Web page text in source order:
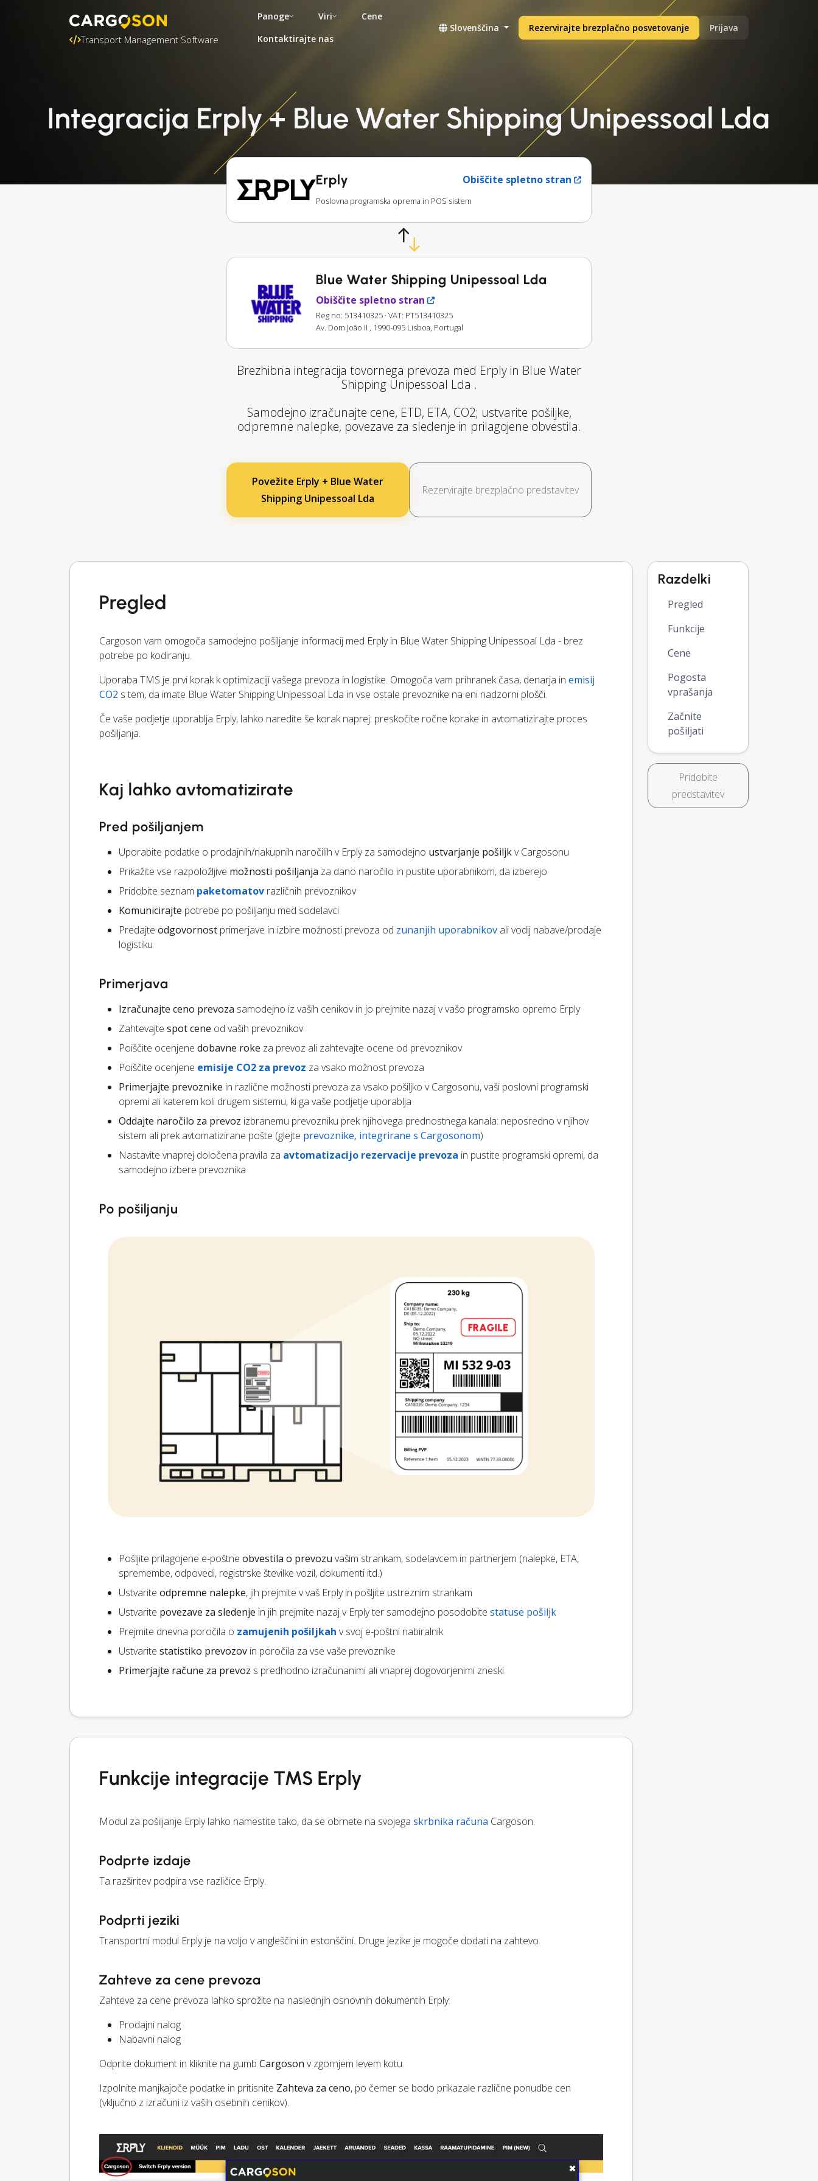
Transport Management Software
Panoge Viri
Cene
Kontaktirajte nas
Slovenščina Rezervirajte brezplačno posvetovanje Prijava
Integracija Erply + Blue Water Shipping Unipessoal Lda
Erply Obiščite spletno stran
Poslovna programska oprema in POS sistem
Blue Water Shipping Unipessoal Lda
Obiščite spletno stran
Reg no: 513410325 · VAT: PT513410325
Av. Dom João II , 1990-095 Lisboa, Portugal
Brezhibna integracija tovornega prevoza med Erply in Blue Water
Shipping Unipessoal Lda .
Samodejno izračunajte cene, ETD, ETA, CO2; ustvarite pošiljke,
odpremne nalepke, povezave za sledenje in prilagojene obvestila.
Povežite Erply + Blue Water
Shipping Unipessoal Lda
Rezervirajte brezplačno predstavitev
Pregled
Cargoson vam omogoča samodejno pošiljanje informacij med Erply in Blue Water Shipping Unipessoal Lda - brez
potrebe po kodiranju.
Uporaba TMS je prvi korak k optimizaciji vašega prevoza in logistike. Omogoča vam prihranek časa, denarja in emisij
CO2 s tem, da imate Blue Water Shipping Unipessoal Lda in vse ostale prevoznike na eni nadzorni plošči.
Če vaše podjetje uporablja Erply, lahko naredite še korak naprej: preskočite ročne korake in avtomatizirajte proces
pošiljanja.
Kaj lahko avtomatizirate
Pred pošiljanjem
Uporabite podatke o prodajnih/nakupnih naročilih v Erply za samodejno ustvarjanje pošiljkv Cargosonu
Prikažite vse razpoložljive možnosti pošiljanja za dano naročilo in pustite uporabnikom, da izberejo
Pridobite seznam paketomatov različnih prevoznikov
Komunicirajte potrebe po pošiljanju med sodelavci
Predajte odgovornost primerjave in izbire možnosti prevoza od zunanjih uporabnikov ali vodij nabave/prodaje
logistiku
Primerjava
Izračunajte ceno prevoza samodejno iz vaših cenikov in jo prejmite nazaj v vašo programsko opremo Erply
Zahtevajte spot cene od vaših prevoznikov
Poiščite ocenjene dobavne roke za prevoz ali zahtevajte ocene od prevoznikov
Poiščite ocenjene emisije CO2 za prevoz za vsako možnost prevoza
Primerjajte prevoznike in različne možnosti prevoza za vsako pošiljko v Cargosonu, vaši poslovni programski
opremi ali katerem koli drugem sistemu, ki ga vaše podjetje uporablja
Oddajte naročilo za prevoz izbranemu prevozniku prek njihovega prednostnega kanala: neposredno v njihov
sistem ali prek avtomatizirane pošte (glejte prevoznike, integrirane s Cargosonom)
Nastavite vnaprej določena pravila za avtomatizacijo rezervacije prevoza in pustite programski opremi, da
samodejno izbere prevoznika
Po pošiljanju
Pošljite prilagojene e-poštne obvestila o prevozu vašim strankam, sodelavcem in partnerjem (nalepke, ETA,
spremembe, odpovedi, registrske številke vozil, dokumenti itd.)
Ustvarite odpremne nalepke, jih prejmite v vaš Erply in pošljite ustreznim strankam
Ustvarite povezave za sledenje in jih prejmite nazaj v Erply ter samodejno posodobite statuse pošiljk
Prejmite dnevna poročila o zamujenih pošiljkah v svoj e-poštni nabiralnik
Ustvarite statistiko prevozov in poročila za vse vaše prevoznike
Primerjajte račune za prevoz s predhodno izračunanimi ali vnaprej dogovorjenimi zneski
Funkcije integracije TMS Erply
Modul za pošiljanje Erply lahko namestite tako, da se obrnete na svojega skrbnika računa Cargoson.
Podprte izdaje
Ta razširitev podpira vse različice Erply.
Podprti jeziki
Transportni modul Erply je na voljo v angleščini in estonščini. Druge jezike je mogoče dodati na zahtevo.
Zahteve za cene prevoza
Zahteve za cene prevoza lahko sprožite na naslednjih osnovnih dokumentih Erply:
Prodajni nalog
Nabavni nalog
Odprite dokument in kliknite na gumb Cargoson v zgornjem levem kotu.
Izpolnite manjkajoče podatke in pritisnite Zahteva za ceno, po čemer se bodo prikazale različne ponudbe cen
(vključno z izračuni iz vaših osebnih cenikov).
Razdelki
Pregled
Funkcije
Cene
Pogosta
vprašanja
Začnite
pošiljati
Pridobite
predstavitev